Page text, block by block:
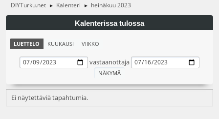
DIYTurku.net ► Kalenteri ► heinäkuu 2023
Kalenterissa tulossa
LUETTELO KUUKAUSI VIIKKO
vastaanottaja
Ei näytettäviä tapahtumia.